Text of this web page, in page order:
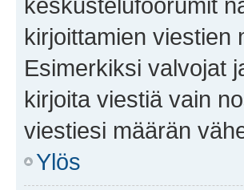
kirjoittamien viestien
Esimerkiksi valvojat
kirjoita viestiä vain
viestiesi määrän
Ylös